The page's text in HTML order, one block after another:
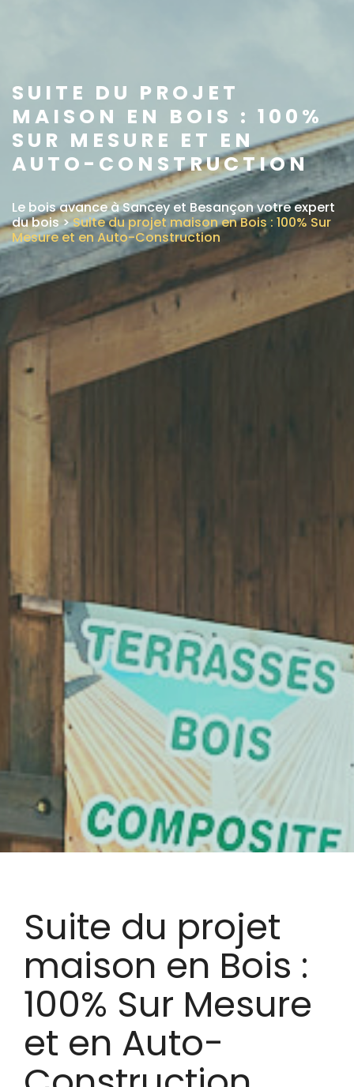
SUITE DU PROJET
MAISON EN BOIS : 100%
SUR MESURE ET EN
AUTO-CONSTRUCTION
Le bois avance à Sancey et Besançon votre expert
du bois>Suite du projet maison en Bois : 100% Sur
Mesure et en Auto-Construction
Suite du projet
maison en Bois :
100% Sur Mesure
et en Auto-